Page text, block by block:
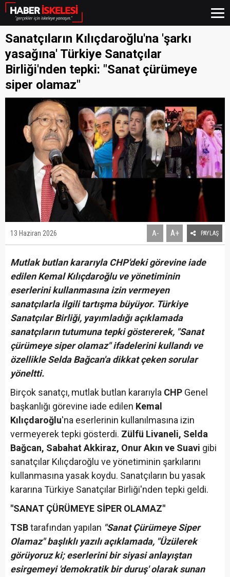
Sanatçıların Kılıçdaroğlu'na 'şarkı
yasağına' Türkiye Sanatçılar
Birliği'nden tepki: "Sanat çürümeye
siper olamaz"
13 Haziran 2026 A- A+ PAYLAŞ
Mutlak butlan kararıyla CHP'deki görevine iade
edilen Kemal Kılıçdaroğlu ve yönetiminin
eserlerini kullanmasına izin vermeyen
sanatçılarla ilgili tartışma büyüyor. Türkiye
Sanatçılar Birliği, yayımladığı açıklamada
sanatçıların tutumuna tepki göstererek, "Sanat
çürümeye siper olamaz" ifadelerini kullandı ve
özellikle Selda Bağcan'a dikkat çeken sorular
yöneltti.
Birçok sanatçı, mutlak butlan kararıyla CHP Genel
başkanlığı görevine iade edilen Kemal
Kılıçdaroğlu'na eserlerinin kullanılmasına izin
vermeyerek tepki gösterdi. Zülfü Livaneli, Selda
Bağcan, Sabahat Akkiraz, Onur Akın ve Suavi gibi
sanatçılar Kılıçdaroğlu ve yönetiminin şarkılarını
kullanmasına yasak koydu. Sanatçıların bu yasak
kararına Türkiye Sanatçılar Birliği'nden tepki geldi.
"SANAT ÇÜRÜMEYE SİPER OLAMAZ"
TSBtarafından yapılan "Sanat Çürümeye Siper
Olamaz" başlıklı yazılı açıklamada, "Üzülerek
görüyoruz ki; eserlerini bir siyasi anlayıştan
esirgemeyi 'demokratik bir duruş' olarak sunan